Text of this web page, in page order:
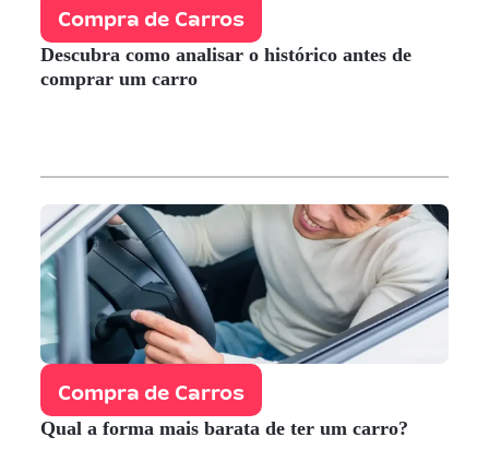
Compra de Carros
Descubra como analisar o histórico antes de
comprar um carro
Compra de Carros
Qual a forma mais barata de ter um carro?